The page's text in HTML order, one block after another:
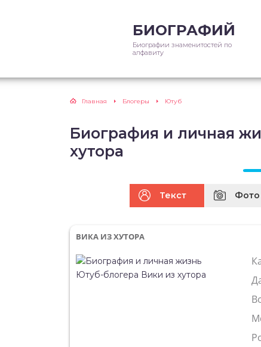
БИОГРАФИЙ
Биографии знаменитостей по
алфавиту
Главная Блогеры Ютуб
Биография и личная
хутора
Текст Фото
ВИКА ИЗ ХУТОРА